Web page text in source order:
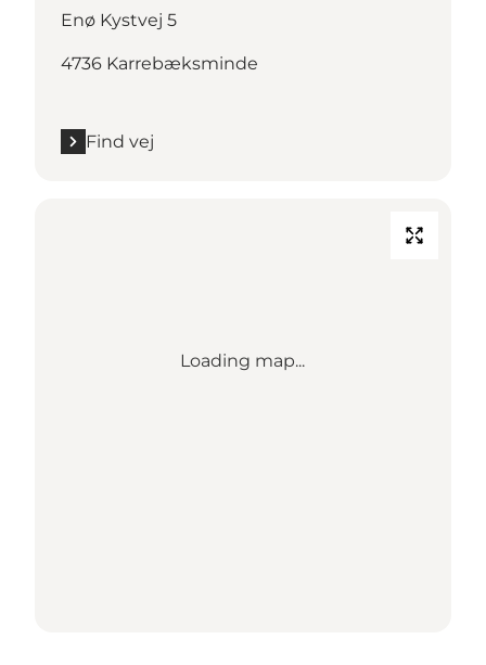
Enø Kystvej 5
4736 Karrebæksminde
Find vej
Loading map...